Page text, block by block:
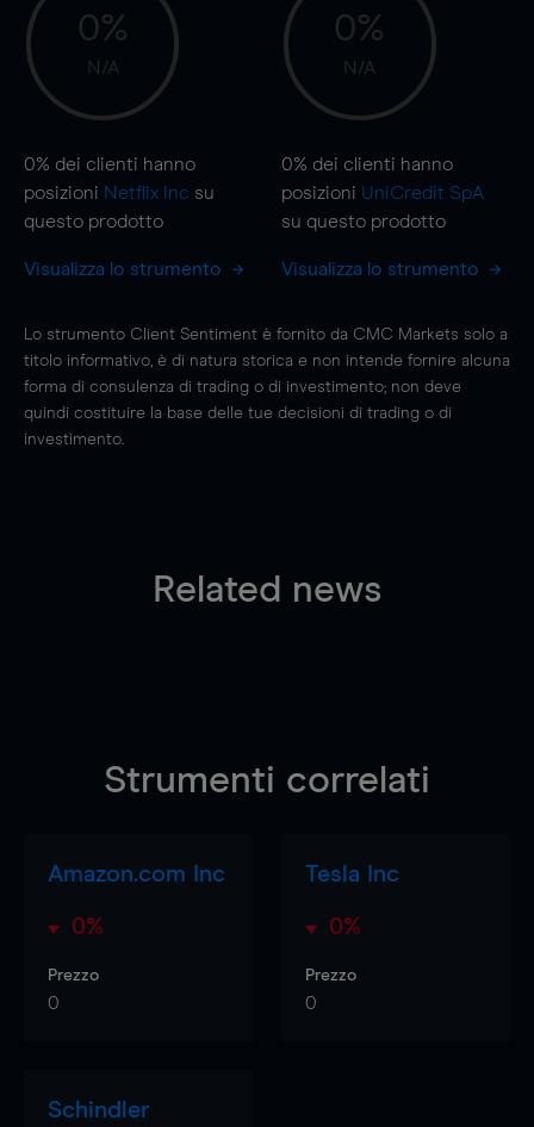
0%
N/A
0% dei clienti hanno
posizioni Netflix Inc su
questo prodotto
Visualizza lo strumento
0%
N/A
0% dei clienti hanno
posizioni UniCredit SpA
su questo prodotto
Visualizza lo strumento
Lo strumento Client Sentiment è fornito da CMC Markets solo a
titolo informativo, è di natura storica e non intende fornire alcuna
forma di consulenza di trading o di investimento; non deve
quindi costituire la base delle tue decisioni di trading o di
investimento.
Related news
Strumenti correlati
Amazon.com Inc
0%
Prezzo
0
Tesla Inc
0%
Prezzo
0
Schindler